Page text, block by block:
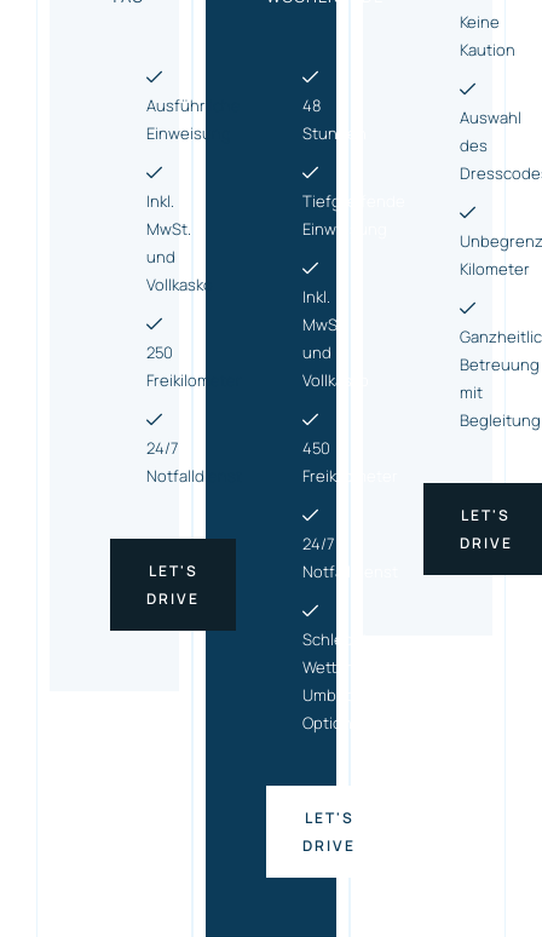
Ausführliche
Einweisung
Inkl.
MwSt.
und
Vollkasko
250
Freikilometer
24/7
Notfalldienst
LET'S
DRIVE
48
Stunden
Tiefgreifende
Einweisung
Inkl.
MwSt.
und
Vollkasko
450
Freikilometer
24/7
Notfalldienst
Schlecht-
Wetter-
Umbuchungs
Option
LET'S
DRIVE
Keine
Kaution
Auswahl
des
Kilometer
Betreuung
mit
Begleitung
LET'S
DRIVE